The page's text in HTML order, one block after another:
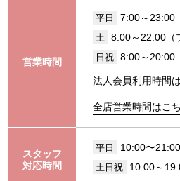
営業時間
平日 7:00～23:00
土 8:00～22:00（
日祝 8:00～20:00
法人会員利用時間
全店営業時間はこ
スタッフ
対応時間
平日 10:00〜21:00
土日祝 10:00～